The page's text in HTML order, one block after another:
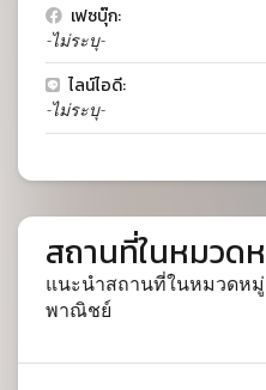
เฟซบุ๊ก:
-ไม่ระบุ-
ไลน์ไอดี:
-ไม่ระบุ-
สถานที่ในหมวด
แนะนำสถานที่ในหมวดหมู่
พาณิชย์